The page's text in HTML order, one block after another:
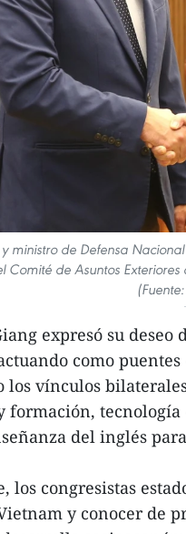
ministro de Defensa
Comité de Asuntos
expresó su
como
los vínculos
formación,
del inglés
los congresistas
y conocer de